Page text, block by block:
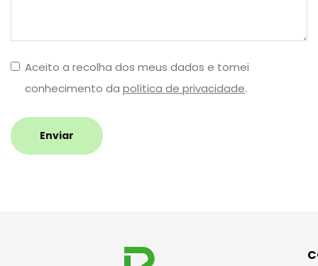
Aceito a recolha dos meus dados e tomei
conhecimento da política de privacidade.
Enviar